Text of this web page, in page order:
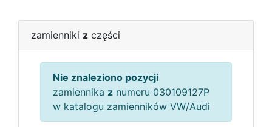
zamienniki z części
Nie znaleziono pozycji
zamiennika z numeru 030109127P
w katalogu zamienników VW/Audi